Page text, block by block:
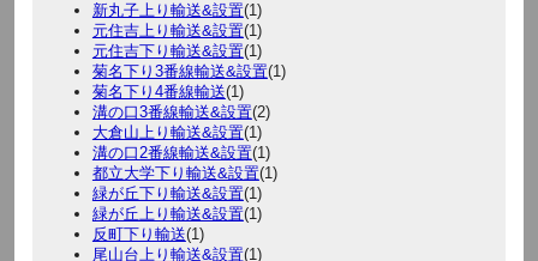
新丸子上り輸送&設置(1)
元住吉上り輸送&設置(1)
元住吉下り輸送&設置(1)
菊名下り3番線輸送&設置(1)
菊名下り4番線輸送(1)
溝の口3番線輸送&設置(2)
大倉山上り輸送&設置(1)
溝の口2番線輸送&設置(1)
都立大学下り輸送&設置(1)
緑が丘下り輸送&設置(1)
緑が丘上り輸送&設置(1)
反町下り輸送(1)
尾山台上り輸送&設置(1)